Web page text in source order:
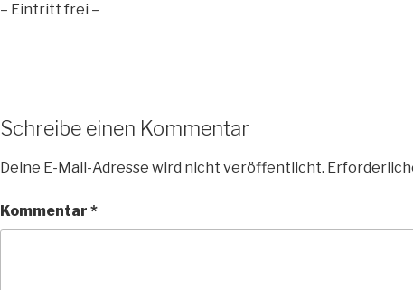
– Eintritt frei –
Schreibe einen Kommentar
Deine E-Mail-Adresse wird nicht veröffentlicht.
Kommentar *